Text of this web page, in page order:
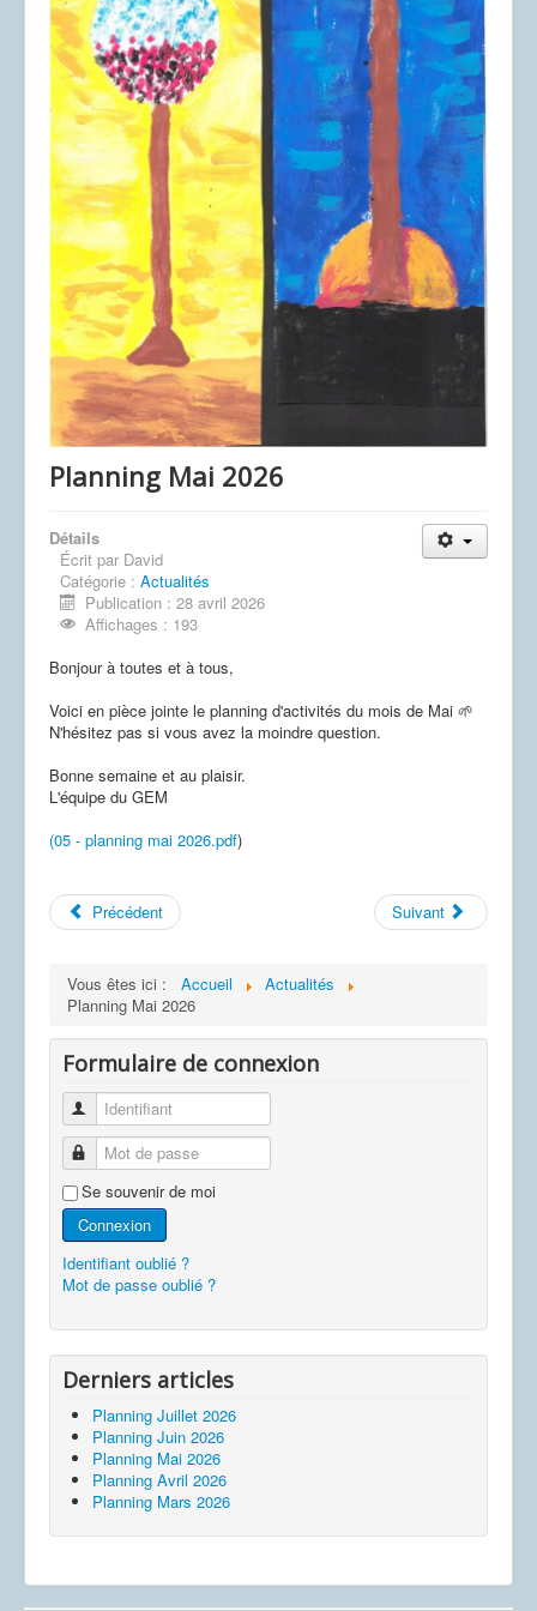
Contact
Liens
Planning Mai 2026
Détails
Écrit par David
Catégorie : Actualités
Publication : 28 avril 2026
Affichages : 193
Bonjour à toutes et à tous,
Voici en pièce jointe le planning d'activités du mois de Mai 🌱
N'hésitez pas si vous avez la moindre question.
Bonne semaine et au plaisir.
L'équipe du GEM
(05 - planning mai 2026.pdf)
Précédent Suivant
Vous êtes ici : Accueil
Actualités
Planning Mai 2026
Formulaire de connexion
Identifiant
Mot de passe
Se souvenir de moi
Connexion
Identifiant oublié ?
Mot de passe oublié ?
Derniers articles
Planning Juillet 2026
Planning Juin 2026
Planning Mai 2026
Planning Avril 2026
Planning Mars 2026